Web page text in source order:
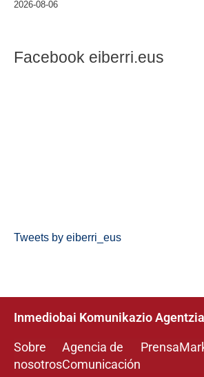
2026-08-06
Facebook eiberri.eus
Tweets by eiberri_eus
Inmediobai Komunikazio Agentzia
Sobre
nosotros
Agencia de
Comunicación
Prensa